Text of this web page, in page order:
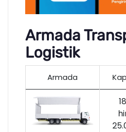
Armada
Logistik
Armada